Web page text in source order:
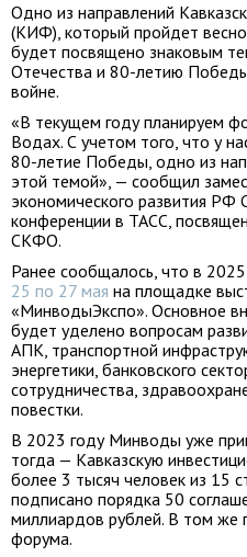
Одно из направлений
(КИФ), который пройдет
будет посвящено знаковым
Отечества и 80-летию
войне.
«В текущем году планируем
Водах. С учетом того, что у
80-летие Победы, одно из
этой темой», — сообщил
экономического развития РФ
конференции в ТАСС,
СКФО.
Ранее сообщалось, что в
25 по 27 мая на площадке
«МинводыЭкспо». Основное
будет уделено вопросам
АПК, транспортной
энергетики, банковского
сотрудничества,
повестки.
В 2023 году Минводы уже
тогда — Кавказскую
более 3 тысяч человек из 15
подписано порядка 50
миллиардов рублей. В том же
форума.